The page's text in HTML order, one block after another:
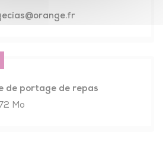
@orange.fr
de portage de repas
Mo